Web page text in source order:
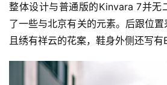
整体设计与普通版的Kinvara 7并无
了一些与北京有关的元素。后跟位
且绣有祥云的花案，鞋身外侧还写有